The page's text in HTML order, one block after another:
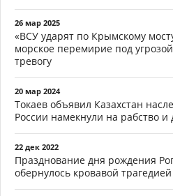
26 мар 2025
«ВСУ ударят по Крымскому
морское перемирие под
тревогу
20 мар 2024
Токаев объявил Казахстан
России намекнули на рабство и
22 дек 2022
Празднование дня рождения
обернулось кровавой трагедией